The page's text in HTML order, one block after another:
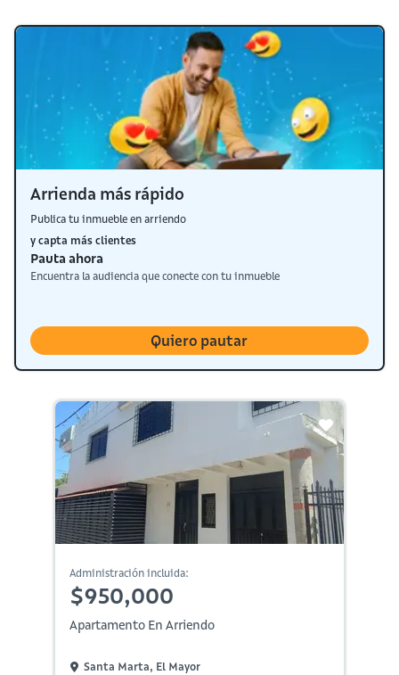
Arrienda más rápido
Publica tu inmueble en arriendo
y capta más clientes
Pauta ahora
Encuentra la audiencia que conecte con tu inmueble
Quiero pautar
Administración incluida:
$950,000
Apartamento En Arriendo
Santa Marta, El Mayor